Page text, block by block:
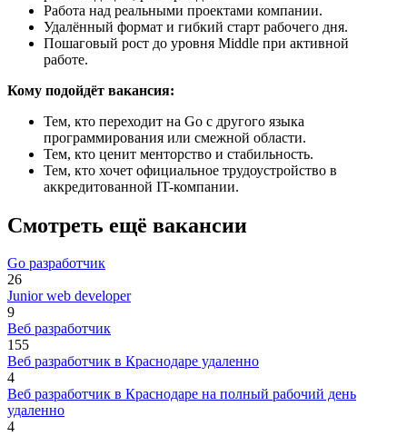
Работа над реальными проектами компании.
Удалённый формат и гибкий старт рабочего дня.
Пошаговый рост до уровня Middle при активной
работе.
Кому подойдёт вакансия:
Тем, кто переходит на Go с другого языка
программирования или смежной области.
Тем, кто ценит менторство и стабильность.
Тем, кто хочет официальное трудоустройство в
аккредитованной IT-компании.
Смотреть ещё вакансии
Go разработчик
26
Junior web developer
9
Веб разработчик
155
Веб разработчик в Краснодаре удаленно
4
Веб разработчик в Краснодаре на полный рабочий день
удаленно
4